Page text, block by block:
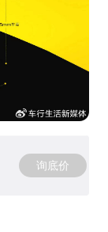
询底价